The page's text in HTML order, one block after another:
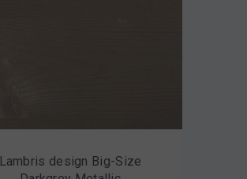
Lambris design Big-Size